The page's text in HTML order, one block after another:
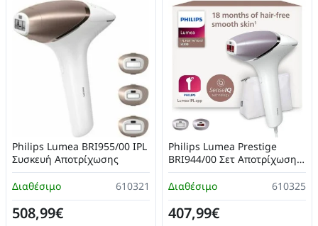
Διαθέσιμο 610321
Philips Lumea BRI955/00 IPL
Συσκευή Αποτρίχωσης
508,99€
Διαθέσιμο 610325
Philips Lumea Prestige
BRI944/00 Σετ Αποτρίχωσης
Laser για Σώμα
407,99€